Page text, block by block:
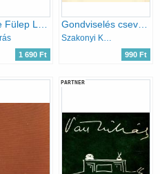
Ezer este Fülep Lajossal I.
1 690 Ft
Gondviselés csevejszolgálat
Szakonyi Károly
990 Ft
PARTNER